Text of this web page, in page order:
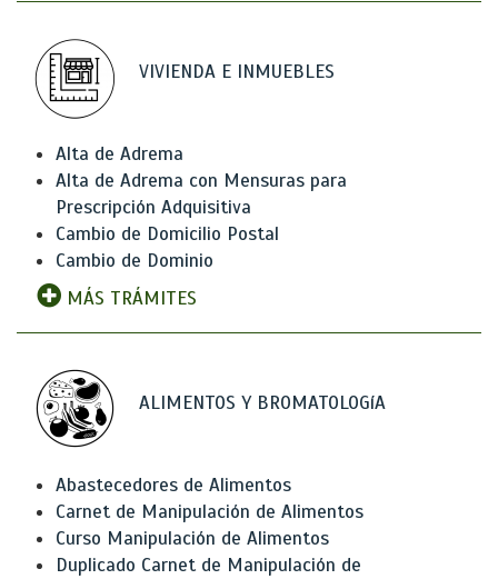
VIVIENDA E INMUEBLES
Alta de Adrema
Alta de Adrema con Mensuras para
Prescripción Adquisitiva
Cambio de Domicilio Postal
Cambio de Dominio
MÁS TRÁMITES
ALIMENTOS Y BROMATOLOGíA
Abastecedores de Alimentos
Carnet de Manipulación de Alimentos
Curso Manipulación de Alimentos
Duplicado Carnet de Manipulación de